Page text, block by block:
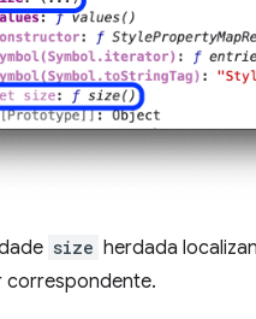
size herdada
correspondente.